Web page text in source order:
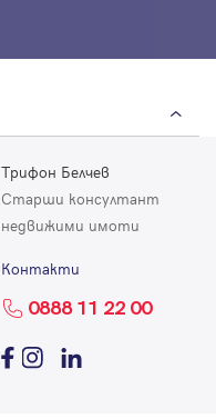
Трифон Белчев
Старши консултант
недвижими имоти
Контакти
0888 11 22 00